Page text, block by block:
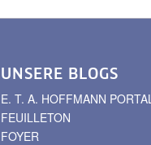
UNSERE BLOGS
E. T. A. HOFFMANN PORTAL
FEUILLETON
FOYER